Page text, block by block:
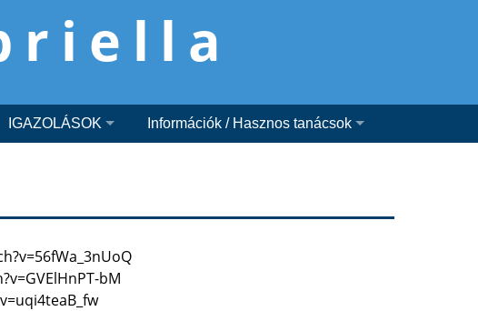
IGAZOLÁSOK Információk / Hasznos tanácsok
bM